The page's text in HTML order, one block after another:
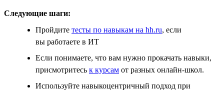
Следующие шаги:
Пройдите тесты по навыкам на hh.ru, если
вы работаете в ИТ
Если понимаете, что вам нужно прокачать навыки,
присмотритесь к курсам от разных онлайн-школ.
Используйте навыкоцентричный подход при